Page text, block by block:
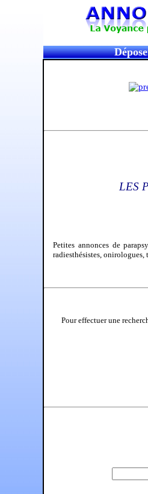
LES
Petites annonces de
radiesthésistes, onirologues,
Pour effectuer une